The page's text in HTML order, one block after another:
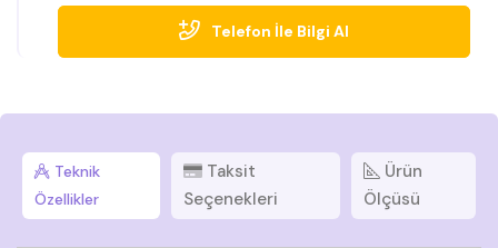
Telefon İle Bilgi Al
Teknik
Özellikler
Taksit
Seçenekleri
Ürün
Ölçüsü